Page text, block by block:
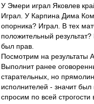
У Эмери играл Яковлев
Играл. У Карпина Дима
опорника? Играл. В тех
положительный
был прав.
Посмотрим на результаты
Выполнит ранее
старательных, но
исполнителей - значит был
спросим по всей строгости